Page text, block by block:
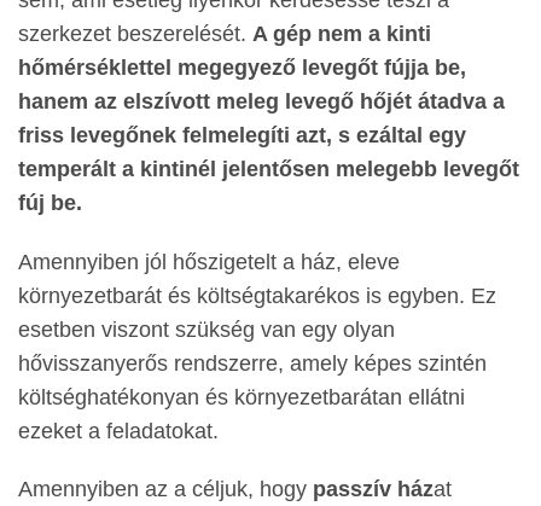
szerkezet beszerelését. A gép nem a kinti
hőmérséklettel megegyező levegőt fújja be,
hanem az elszívott meleg levegő hőjét átadva a
friss levegőnek felmelegíti azt, s ezáltal egy
temperált a kintinél jelentősen melegebb levegőt
fúj be.
Amennyiben jól hőszigetelt a ház, eleve
környezetbarát és költségtakarékos is egyben. Ez
esetben viszont szükség van egy olyan
hővisszanyerős rendszerre, amely képes szintén
költséghatékonyan és környezetbarátan ellátni
ezeket a feladatokat.
Amennyiben az a céljuk, hogy passzív házat